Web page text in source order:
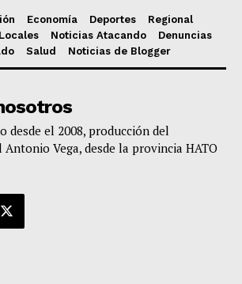
Economía Deportes
Regional
Locales Noticias Atacando
Denuncias
Salud Noticias de Blogger
desde el 2008, producción del
Vega, desde la provincia HATO